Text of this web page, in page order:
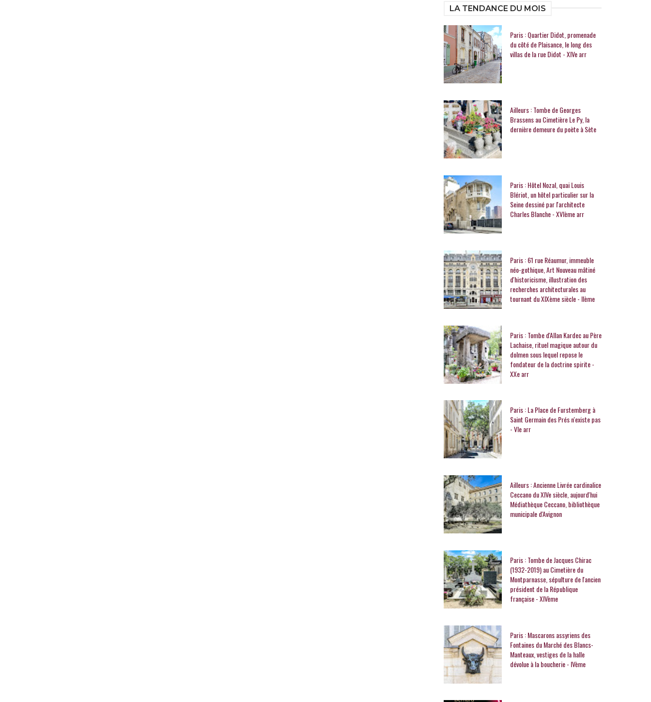
LA TENDANCE DU MOIS
Paris : Quartier Didot, promenade
du côté de Plaisance, le long des
villas de la rue Didot - XIVe arr
Ailleurs : Tombe de Georges
Brassens au Cimetière Le Py, la
dernière demeure du poète à Sète
Paris : Hôtel Nozal, quai Louis
Blériot, un hôtel particulier sur la
Seine dessiné par l'architecte
Charles Blanche - XVIème arr
Paris : 61 rue Réaumur, immeuble
néo-gothique, Art Nouveau mâtiné
d'historicisme, illustration des
recherches architecturales au
tournant du XIXème siècle - IIème
Paris : Tombe d'Allan Kardec au Père
Lachaise, rituel magique autour du
dolmen sous lequel repose le
fondateur de la doctrine spirite -
XXe arr
Paris : La Place de Furstemberg à
Saint Germain des Prés n'existe pas
- VIe arr
Ailleurs : Ancienne Livrée cardinalice
Ceccano du XIVe siècle, aujourd'hui
Médiathèque Ceccano, bibliothèque
municipale d'Avignon
Paris : Tombe de Jacques Chirac
(1932-2019) au Cimetière du
Montparnasse, sépulture de l'ancien
président de la République
française - XIVème
Paris : Mascarons assyriens des
Fontaines du Marché des Blancs-
Manteaux, vestiges de la halle
dévolue à la boucherie - IVème